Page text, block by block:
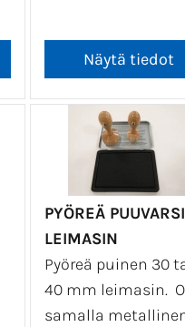
PYÖREÄ PUUVARSI
LEIMASIN
Pyöreä puinen 30
40 mm leimasin.
samalla